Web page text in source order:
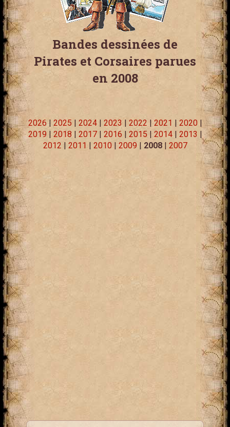
Bandes dessinées de
Pirates et Corsaires parues
en 2008
2026| 2025 | 2024| 2023 | 2022 | 2021 | 2020 |
2019 | 2018 | 2017| 2016 | 2015 | 2014| 2013 |
2012 | 2011 | 2010| 2009| 2008| 2007